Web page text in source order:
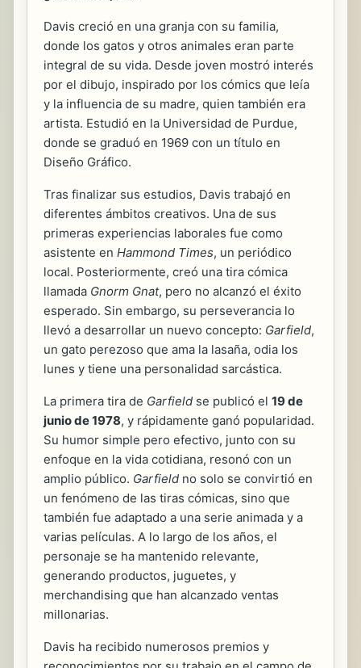
Davis creció en una granja con su familia,
donde los gatos y otros animales eran parte
integral de su vida. Desde joven mostró interés
por el dibujo, inspirado por los cómics que leía
y la influencia de su madre, quien también era
artista. Estudió en la Universidad de Purdue,
donde se graduó en 1969 con un título en
Diseño Gráfico.
Tras finalizar sus estudios, Davis trabajó en
diferentes ámbitos creativos. Una de sus
primeras experiencias laborales fue como
asistente en Hammond Times, un periódico
local. Posteriormente, creó una tira cómica
llamada Gnorm Gnat, pero no alcanzó el éxito
esperado. Sin embargo, su perseverancia lo
llevó a desarrollar un nuevo concepto: Garfield,
un gato perezoso que ama la lasaña, odia los
lunes y tiene una personalidad sarcástica.
La primera tira de Garfield se publicó el 19 de
junio de 1978, y rápidamente ganó popularidad.
Su humor simple pero efectivo, junto con su
enfoque en la vida cotidiana, resonó con un
amplio público. Garfield no solo se convirtió en
un fenómeno de las tiras cómicas, sino que
también fue adaptado a una serie animada y a
varias películas. A lo largo de los años, el
personaje se ha mantenido relevante,
generando productos, juguetes, y
merchandising que han alcanzado ventas
millonarias.
Davis ha recibido numerosos premios y